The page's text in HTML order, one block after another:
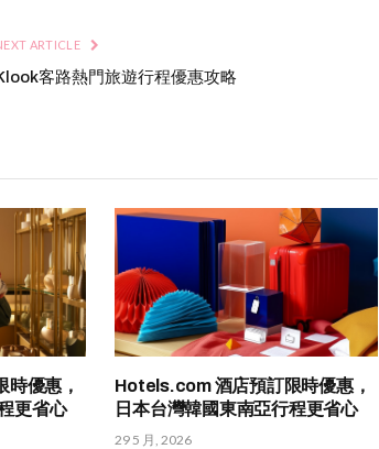
ARTICLE
客路熱門旅遊行程優惠攻略
優惠，
更省心
Hotels.com 酒店預訂限時優惠，
日本台灣韓國東南亞行程更省心
29 5 月, 2026